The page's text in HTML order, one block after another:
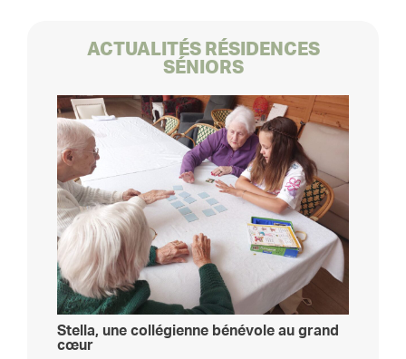
ACTUALITÉS RÉSIDENCES
SÉNIORS
Stella, une collégienne bénévole au grand
cœur